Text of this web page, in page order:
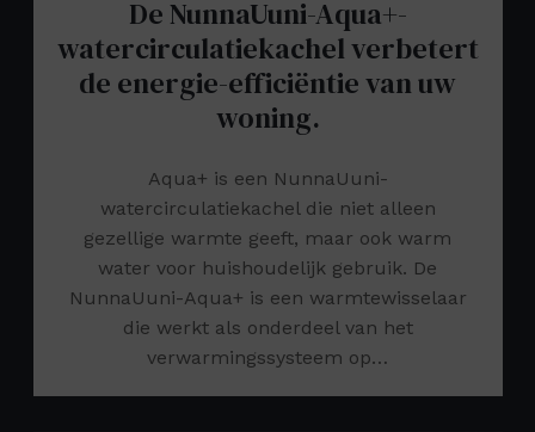
De NunnaUuni-Aqua+-
watercirculatiekachel verbetert
de energie-efficiëntie van uw
woning.
Aqua+ is een NunnaUuni-
watercirculatiekachel die niet alleen
gezellige warmte geeft, maar ook warm
water voor huishoudelijk gebruik. De
NunnaUuni-Aqua+ is een warmtewisselaar
die werkt als onderdeel van het
verwarmingssysteem op…